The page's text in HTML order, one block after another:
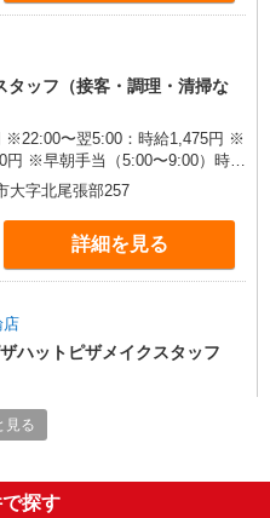
タッフ（接客・調理・清掃な
※22:00〜翌5:00：時給1,475円 ※
円 ※早朝手当（5:00〜9:00）時給
大字北尾張部257
詳細を見る
ハットピザメイクスタッフ
以上 平日 時給1,300円以上 土日・
以上 高校生 時給1,300円以上
見る
探す